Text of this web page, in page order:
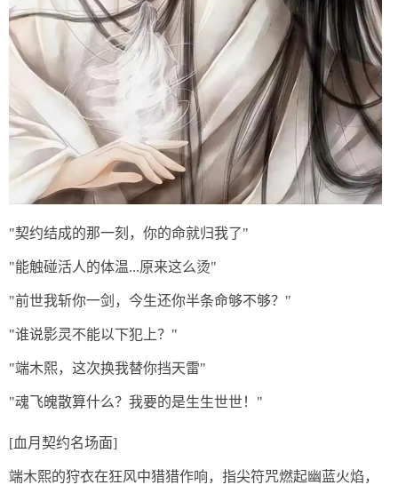
"契约结成的那一刻，你的命就归我了"
"能触碰活人的体温...原来这么烫"
"前世我斩你一剑，今生还你半条命够不够？"
"谁说影灵不能以下犯上？"
"端木熙，这次换我替你挡天雷"
"魂飞魄散算什么？我要的是生生世世！"
[血月契约名场面]
端木熙的狩衣在狂风中猎猎作响，指尖符咒燃起幽蓝火焰，